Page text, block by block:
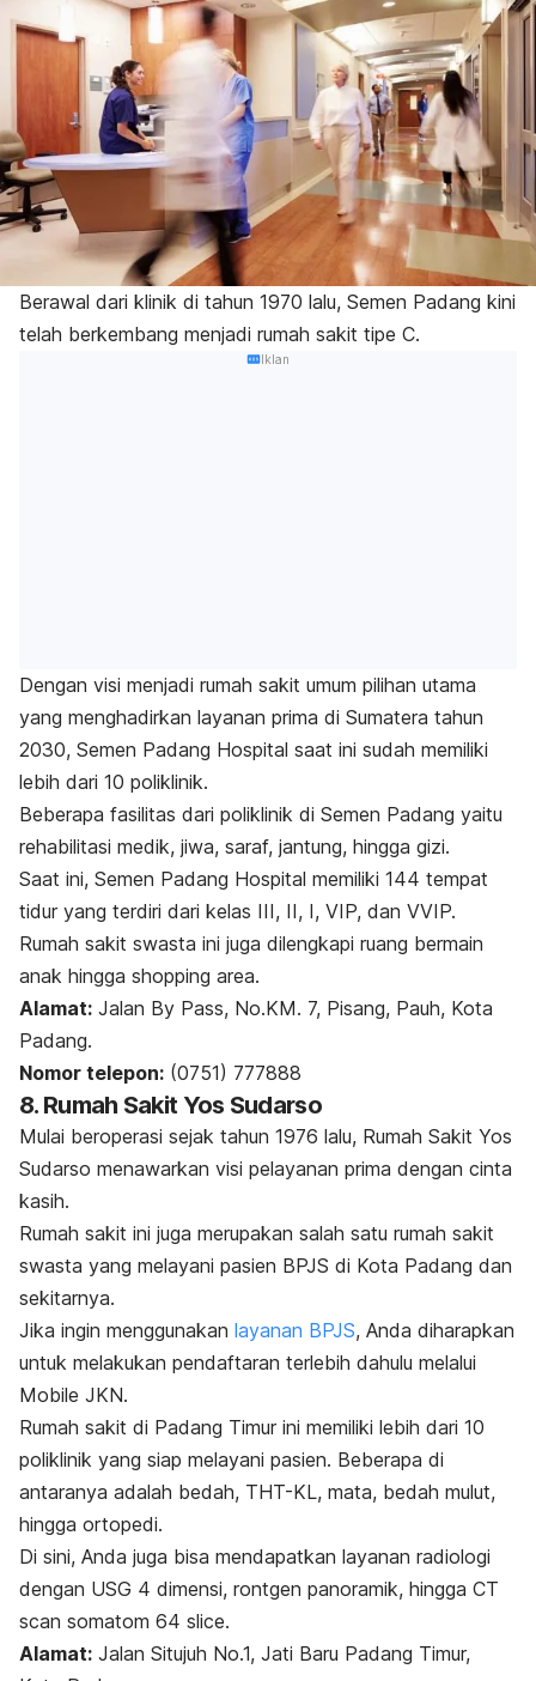
Berawal dari klinik di tahun 1970 lalu, Semen Padang kini
telah berkembang menjadi rumah sakit tipe C.
Iklan
Dengan visi menjadi rumah sakit umum pilihan utama
yang menghadirkan layanan prima di Sumatera tahun
2030, Semen Padang Hospital saat ini sudah memiliki
lebih dari 10 poliklinik.
Beberapa fasilitas dari poliklinik di Semen Padang yaitu
rehabilitasi medik, jiwa, saraf, jantung, hingga gizi.
Saat ini, Semen Padang Hospital memiliki 144 tempat
tidur yang terdiri dari kelas III, II, I, VIP, dan VVIP.
Rumah sakit swasta ini juga dilengkapi ruang bermain
anak hingga shopping area.
Alamat: Jalan By Pass, No.KM. 7, Pisang, Pauh, Kota
Padang.
Nomor telepon: (0751) 777888
8. Rumah Sakit Yos Sudarso
Mulai beroperasi sejak tahun 1976 lalu, Rumah Sakit Yos
Sudarso menawarkan visi pelayanan prima dengan cinta
kasih.
Rumah sakit ini juga merupakan salah satu rumah sakit
swasta yang melayani pasien BPJS di Kota Padang dan
sekitarnya.
Jika ingin menggunakan layanan BPJS, Anda diharapkan
untuk melakukan pendaftaran terlebih dahulu melalui
Mobile JKN.
Rumah sakit di Padang Timur ini memiliki lebih dari 10
poliklinik yang siap melayani pasien. Beberapa di
antaranya adalah bedah, THT-KL, mata, bedah mulut,
hingga ortopedi.
Di sini, Anda juga bisa mendapatkan layanan radiologi
dengan USG 4 dimensi, rontgen panoramik, hingga CT
scan somatom 64 slice.
Alamat: Jalan Situjuh No.1, Jati Baru Padang Timur,